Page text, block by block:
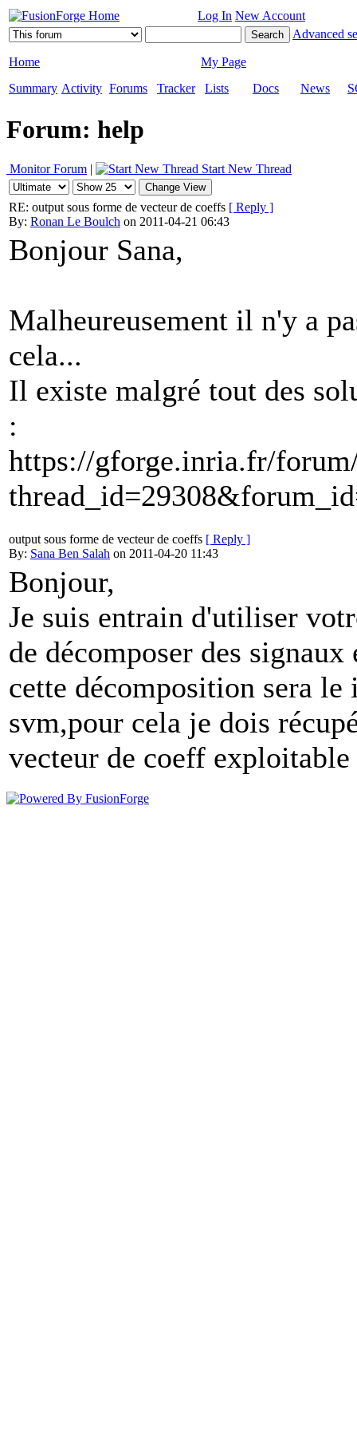
Log In New Account
Advanced
Home
My Page
Summary Activity Forums Tracker Lists Docs News
Forum: help
Monitor Forum | Start New Thread
RE: output sous forme de vecteur de coeffs [ Reply ]
By: Ronan Le Boulch on 2011-04-21 06:43
Bonjour Sana,
Malheureusement il n'y a
cela...
Il existe malgré tout des
:
https://gforge.inria.fr/
output sous forme de vecteur de coeffs [ Reply ]
By: Sana Ben Salah on 2011-04-20 11:43
Bonjour,
Je suis entrain d'utiliser
de décomposer des signaux
cette décomposition sera
svm,pour cela je dois
vecteur de coeff